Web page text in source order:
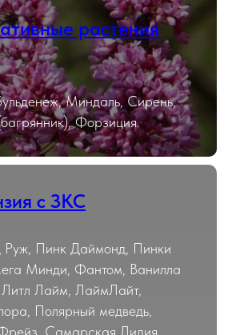
растения
Миндаль, Сирень,
Форзиция.
с ЗКС
Руж, Пинк Даймонд, Пинки
Минди, Фантом, Ванилла
Лайм, ЛаймЛайт,
Полярный медведь,
Самарская Лидия,